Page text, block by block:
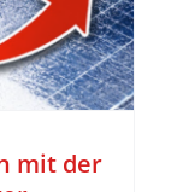
mit der